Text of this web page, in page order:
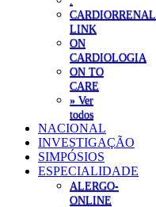
CARDIORRENAL
LINK
ON
CARDIOLOGIA
ON TO
CARE
» Ver
todos
NACIONAL
INVESTIGAÇÃO
SIMPÓSIOS
ESPECIALIDADE
ALERGO-
ONLINE